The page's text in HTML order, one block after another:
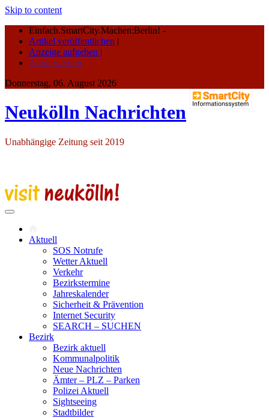
Skip to content
Einfach.SmartCity.Machen:Berlin! -
Artikel veröffentlichen |
Anzeige aufgeben |
Autor werden
Donnerstag, 06. August 2026
Neukölln Nachrichten
Unabhängige Zeitung seit 2019
Aktuell
SOS Notrufe
Wetter Aktuell
Verkehr
Bezirkstermine
Jahreskalender
Sicherheit & Prävention
Internet Security
SEARCH – SUCHEN
Bezirk
Bezirk aktuell
Kommunalpolitik
Neue Nachrichten
Ämter – PLZ – Parken
Polizei Aktuell
Sightseeing
Stadtbilder